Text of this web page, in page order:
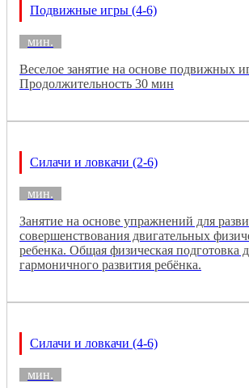
Подвижные игры (4-6)
мин.
Веселое занятие на основе подвижных
Продолжительность 30 мин
Силачи и ловкачи (2-6)
мин.
Занятие на основе упражнений для
совершенствования двигательных
ребенка. Общая физическая подготовка
гармоничного развития ребёнка.
Силачи и ловкачи (4-6)
мин.